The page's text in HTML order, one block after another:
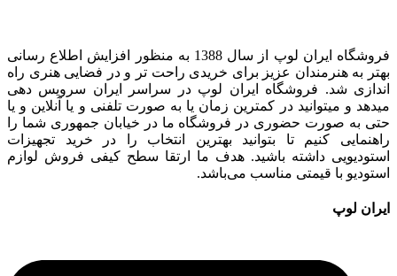
فروشگاه ایران لوپ از سال 1388 به منظور افزایش اطلاع رسانی
بهتر به هنرمندان عزیز برای خریدی راحت تر و در فضایی هنری راه
اندازی شد. فروشگاه ایران لوپ در سراسر ایران سرویس دهی
میدهد و میتوانید در کمترین زمان یا به صورت تلفنی و یا آنلاین و یا
حتی به صورت حضوری در فروشگاه ما در خیابان جمهوری شما را
راهنمایی کنیم تا بتوانید بهترین انتخاب را در خرید تجهیزات
استودیویی داشته باشید. هدف ما ارتقا سطح کیفی فروش لوازم
استودیو با قیمتی مناسب می‌باشد.
ایران لوپ